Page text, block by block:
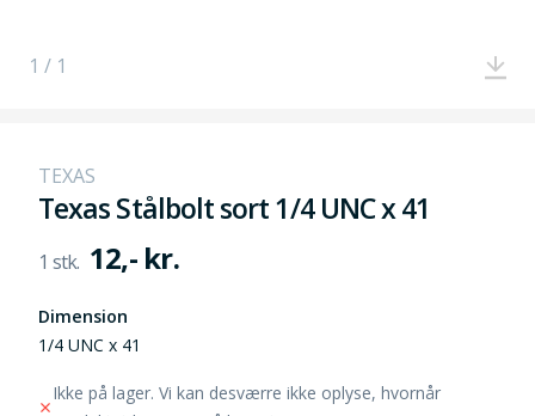
1 / 1
TEXAS
Texas Stålbolt sort 1/4 UNC x 41
12,- kr.
Dimension
1/4 UNC x 41
Ikke på lager. Vi kan desværre ikke oplyse, hvornår